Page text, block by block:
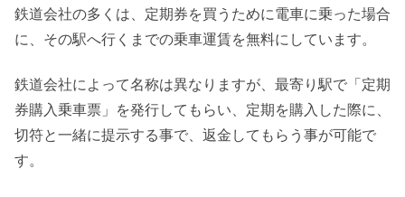
鉄道会社の多くは、定期券を買うために電車に乗った場合
に、その駅へ行くまでの乗車運賃を無料にしています。
鉄道会社によって名称は異なりますが、最寄り駅で「定期
券購入乗車票」を発行してもらい、定期を購入した際に、
切符と一緒に提示する事で、返金してもらう事が可能で
す。